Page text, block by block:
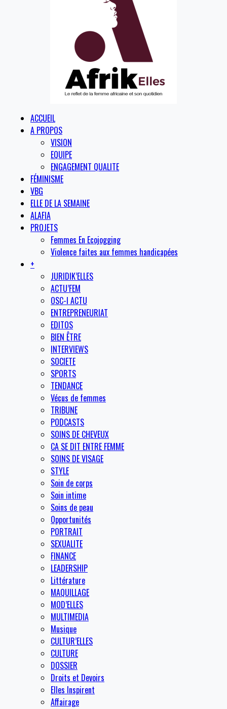
ACCUEIL
A PROPOS
VISION
EQUIPE
ENGAGEMENT QUALITE
FÉMINISME
VBG
ELLE DE LA SEMAINE
ALAFIA
PROJETS
Femmes En Ecojogging
Violence faites aux femmes handicapées
+
JURIDIK’ELLES
ACTU’FEM
OSC-I ACTU
ENTREPRENEURIAT
EDITOS
BIEN ÊTRE
INTERVIEWS
SOCIETE
SPORTS
TENDANCE
Vécus de femmes
TRIBUNE
PODCASTS
SOINS DE CHEVEUX
CA SE DIT ENTRE FEMME
SOINS DE VISAGE
STYLE
Soin de corps
Soin intime
Soins de peau
Opportunités
PORTRAIT
SEXUALITE
FINANCE
LEADERSHIP
Littérature
MAQUILLAGE
MOD’ELLES
MULTIMEDIA
Musique
CULTUR’ELLES
CULTURE
DOSSIER
Droits et Devoirs
Elles Inspirent
Affairage